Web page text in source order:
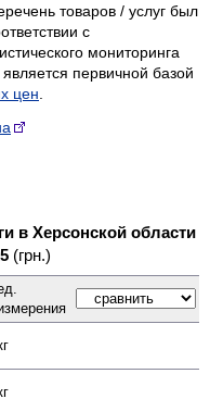
товаров / услуг был
с
мониторинга
первичной базой
цен
в Херсонской области
(грн.)